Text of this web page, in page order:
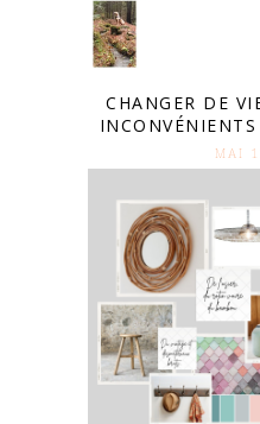
CHANGER DE
MAI